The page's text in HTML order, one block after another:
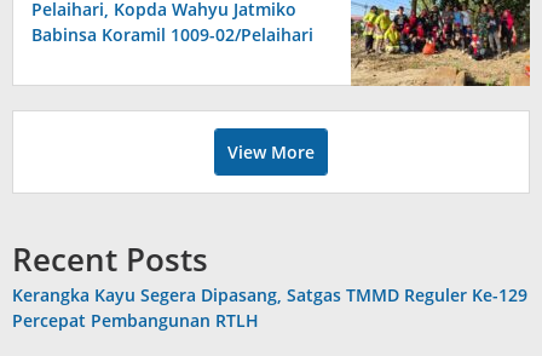
Pelaihari, Kopda Wahyu Jatmiko
Babinsa Koramil 1009-02/Pelaihari
View More
Recent Posts
Kerangka Kayu Segera Dipasang, Satgas TMMD Reguler Ke-129
Percepat Pembangunan RTLH